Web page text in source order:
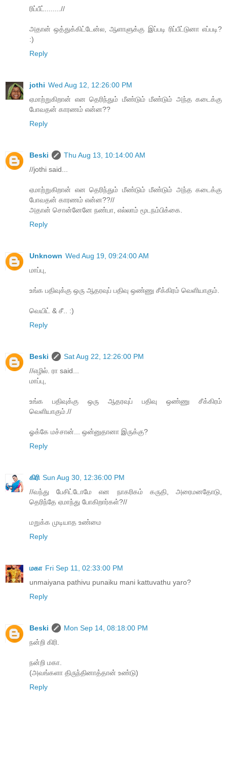
ரிப்பீட்........//
அதான் ஒத்துக்கிட்டேன்ல, ஆளாளுக்கு இப்படி ரிப்பீட்டுனா எப்படி?
:)
Reply
jothi Wed Aug 12, 12:26:00 PM
ஏமாற்றுகிறான் என தெரிந்தும் மீண்டும் மீண்டும் அந்த கடைக்கு
போவதன் காரணம் என்ன??
Reply
Beski
Thu Aug 13, 10:14:00 AM
//jothi said...
ஏமாற்றுகிறான் என தெரிந்தும் மீண்டும் மீண்டும் அந்த கடைக்கு
போவதன் காரணம் என்ன??//
அதான் சொன்னேனே நண்பா, எல்லாம் மூடநம்பிக்கை.
Reply
Unknown Wed Aug 19, 09:24:00 AM
மாப்பு,
உங்க பதிவுக்கு ஒரு ஆதரவுப் பதிவு ஒண்ணு சீக்கிரம் வெளியாகும்.
வெயிட் & சீ.. :)
Reply
Beski
Sat Aug 22, 12:26:00 PM
//எழில். ரா said...
மாப்பு,
உங்க பதிவுக்கு ஒரு ஆதரவுப் பதிவு ஒண்ணு சீக்கிரம்
வெளியாகும்.//
ஓக்கே மச்சான்... ஒன்னுதானா இருக்கு?
Reply
கிரி Sun Aug 30, 12:36:00 PM
//வந்து பேசிட்டோமே என நாகரிகம் கருதி, அரைமனதோடு,
தெரிந்தே ஏமாந்து போகிறார்கள்?//
மறுக்க முடியாத உண்மை
Reply
மகா Fri Sep 11, 02:33:00 PM
unmaiyana pathivu punaiku mani kattuvathu yaro?
Reply
Beski
Mon Sep 14, 08:18:00 PM
நன்றி கிரி.
நன்றி மகா.
(அவங்களா திருந்தினாத்தான் உண்டு)
Reply